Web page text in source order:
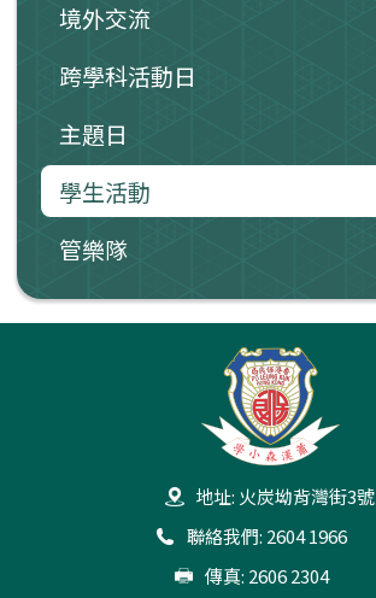
境外交流
跨學科活動日
主題日
學生活動
管樂隊
地址: 火炭坳背灣街3號
聯絡我們: 2604 1966
傳真: 2606 2304